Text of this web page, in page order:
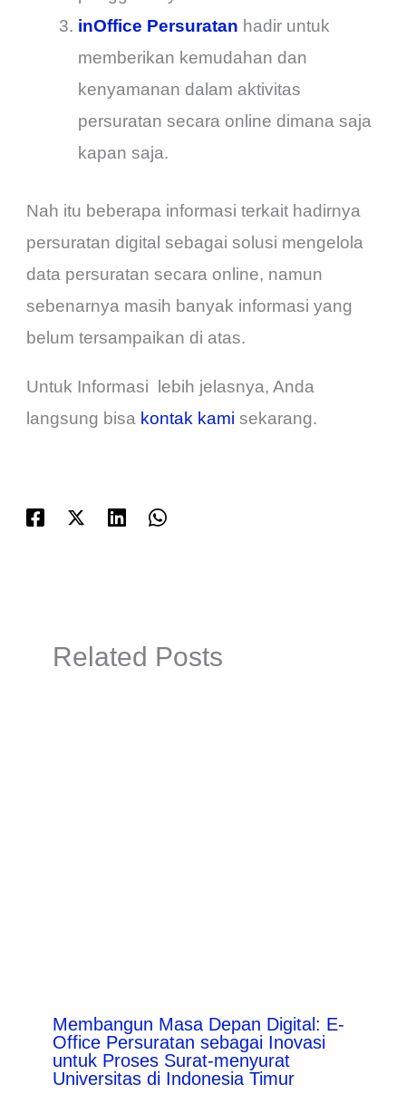
inOffice Persuratan hadir untuk
memberikan kemudahan dan
kenyamanan dalam aktivitas
persuratan secara online dimana saja
kapan saja.
Nah itu beberapa informasi terkait hadirnya
persuratan digital sebagai solusi mengelola
data persuratan secara online, namun
sebenarnya masih banyak informasi yang
belum tersampaikan di atas.
Untuk Informasi lebih jelasnya, Anda
langsung bisa kontak kami sekarang.
Related Posts
Membangun Masa Depan Digital: E-
Office Persuratan sebagai Inovasi
untuk Proses Surat-menyurat
Universitas di Indonesia Timur